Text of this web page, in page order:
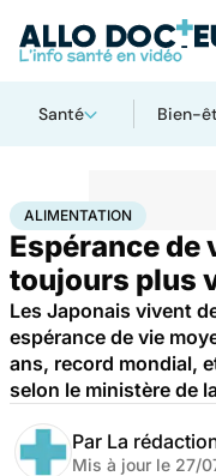
Santé Bien-
AccueilSantéMaladies
ALIMENTATION
Espérance de
toujours plus
Les Japonais vivent
espérance de vie
ans, record mondial,
selon le ministère de
Par La
Mis à jour le 27/